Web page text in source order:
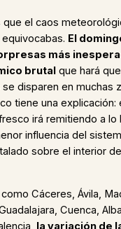
que el caos
El
más
brutal que hará
disparen en muchas
tiene una explicación:
irá remitiendo a lo
influencia del
sobre el interior
Cáceres, Ávila,
Cuenca,
la variación de